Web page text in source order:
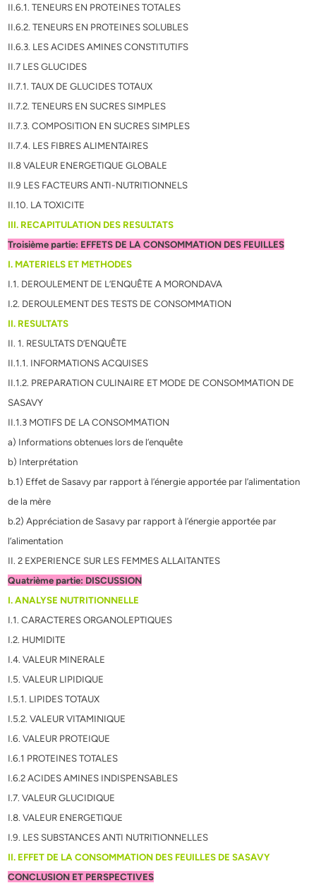
II.6.1. TENEURS EN PROTEINES TOTALES
II.6.2. TENEURS EN PROTEINES SOLUBLES
II.6.3. LES ACIDES AMINES CONSTITUTIFS
II.7 LES GLUCIDES
II.7.1. TAUX DE GLUCIDES TOTAUX
II.7.2. TENEURS EN SUCRES SIMPLES
II.7.3. COMPOSITION EN SUCRES SIMPLES
II.7.4. LES FIBRES ALIMENTAIRES
II.8 VALEUR ENERGETIQUE GLOBALE
II.9 LES FACTEURS ANTI-NUTRITIONNELS
II.10. LA TOXICITE
III. RECAPITULATION DES RESULTATS
Troisième partie: EFFETS DE LA CONSOMMATION DES FEUILLES
I. MATERIELS ET METHODES
I.1. DEROULEMENT DE L’ENQUÊTE A MORONDAVA
I.2. DEROULEMENT DES TESTS DE CONSOMMATION
II. RESULTATS
II. 1. RESULTATS D’ENQUÊTE
II.1.1. INFORMATIONS ACQUISES
II.1.2. PREPARATION CULINAIRE ET MODE DE CONSOMMATION DE
SASAVY
II.1.3 MOTIFS DE LA CONSOMMATION
a) Informations obtenues lors de l’enquête
b) Interprétation
b.1) Effet de Sasavy par rapport à l’énergie apportée par l’alimentation
de la mère
b.2) Appréciation de Sasavy par rapport à l’énergie apportée par
l’alimentation
II. 2 EXPERIENCE SUR LES FEMMES ALLAITANTES
Quatrième partie: DISCUSSION
I. ANALYSE NUTRITIONNELLE
I.1. CARACTERES ORGANOLEPTIQUES
I.2. HUMIDITE
I.4. VALEUR MINERALE
I.5. VALEUR LIPIDIQUE
I.5.1. LIPIDES TOTAUX
I.5.2. VALEUR VITAMINIQUE
I.6. VALEUR PROTEIQUE
I.6.1 PROTEINES TOTALES
I.6.2 ACIDES AMINES INDISPENSABLES
I.7. VALEUR GLUCIDIQUE
I.8. VALEUR ENERGETIQUE
I.9. LES SUBSTANCES ANTI NUTRITIONNELLES
II. EFFET DE LA CONSOMMATION DES FEUILLES DE SASAVY
CONCLUSION ET PERSPECTIVES